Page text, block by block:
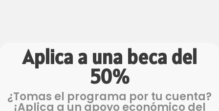
Aplica a una beca del
50%
¿Tomas el programa por tu cuenta?
¡Aplica a un apoyo económico del